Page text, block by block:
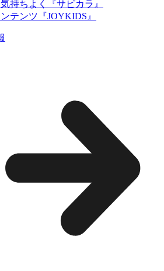
持ちよく『サビカラ』
テンツ『JOYKIDS』